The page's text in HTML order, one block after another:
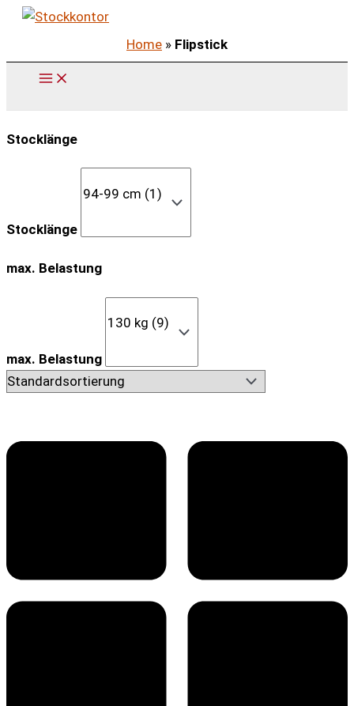
Zum
springen
Home » Flipstick
Stocklänge
Stocklänge
max. Belastung
max. Belastung